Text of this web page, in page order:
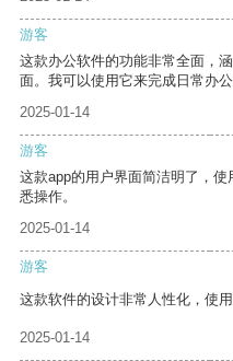
游客
这款办公软件的功能非常全面，
面。我可以使用它来完成日常办
2025-01-14
游客
这款app的用户界面简洁明了，
悉操作。
2025-01-14
游客
这款软件的设计非常人性化，使用
2025-01-14